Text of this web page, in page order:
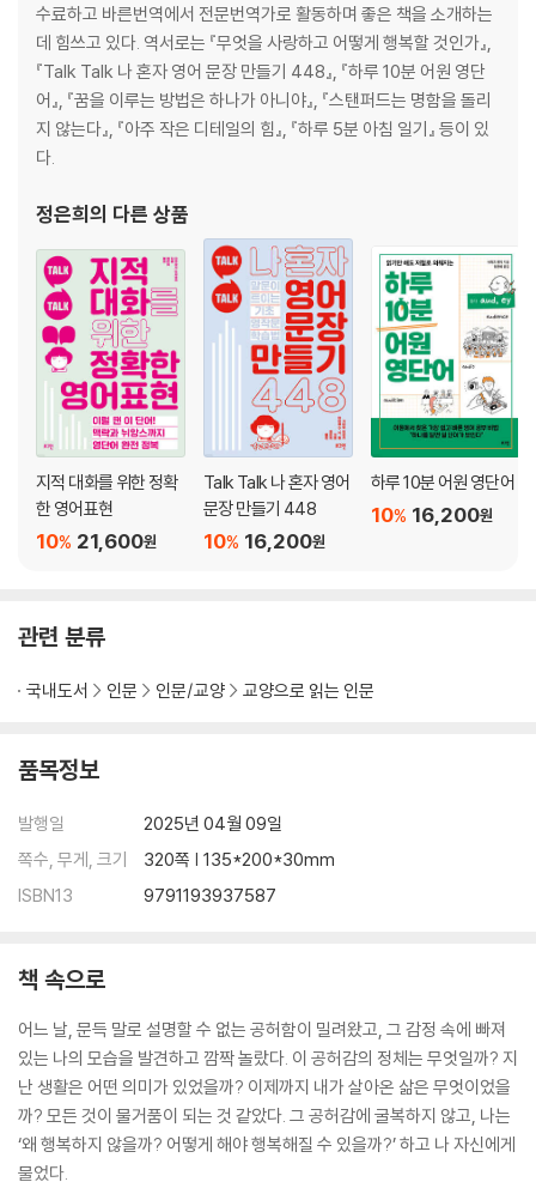
행복을 부르는 목표 설정
의미 있는 목표의 세 가지 조건
목표를 확신하는 궁극의 질문
과정을 즐길 수 있는 목표
근면인가, 헛수고인가
일과 생활의 균형을 유지하라
5장. 일상의 습관이 지속적인 행복을 만든다
행복을 향한 발걸음, 행복 활동
충만한 하루를 위해 감사 일기를 쓰자
타인에게 친절할수록 더 행복해진다
사회적 지지망을 형성하라
사소한 즐거움을 쌓아라
마음의 건강에 주의를 기울여라
최고의 미래를 꿈꿔라
수료하고 바른번역에서 전문번역가로 활동하며 좋은 책을 소개하는
데 힘쓰고 있다. 역서로는 『무엇을 사랑하고 어떻게 행복할 것인가』,
『Talk Talk 나 혼자 영어 문장 만들기 448』, 『하루 10분 어원 영단
어』, 『꿈을 이루는 방법은 하나가 아니야』, 『스탠퍼드는 명함을 돌리
지 않는다』, 『아주 작은 디테일의 힘』, 『하루 5분 아침 일기』 등이 있
다.
정은희의 다른 상품
지적 대화를 위한 정확
한 영어표현
21,600원
10%
Talk Talk 나 혼자 영어
문장 만들기 448
16,200원
10%
하루 10분 어원 영단어
16,200원
10%
관련 분류
국내도서 인문 인문/교양 교양으로 읽는 인문
품목정보
발행일
2025년 04월 09일
쪽수, 무게, 크기
320쪽 | 135*200*30mm
ISBN13
9791193937587
책 속으로
어느 날, 문득 말로 설명할 수 없는 공허함이 밀려왔고, 그 감정 속에 빠져
있는 나의 모습을 발견하고 깜짝 놀랐다. 이 공허감의 정체는 무엇일까? 지
난 생활은 어떤 의미가 있었을까? 이제까지 내가 살아온 삶은 무엇이었을
까? 모든 것이 물거품이 되는 것 같았다. 그 공허감에 굴복하지 않고, 나는
‘왜 행복하지 않을까? 어떻게 해야 행복해질 수 있을까?’ 하고 나 자신에게
물었다.